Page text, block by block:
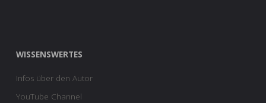
WISSENSWERTES
Infos über den Autor
YouTube Channel